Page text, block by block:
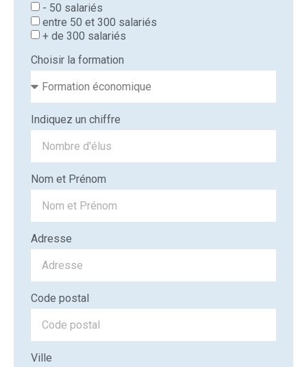
- 50 salariés
entre 50 et 300 salariés
+ de 300 salariés
Choisir la formation
Indiquez un chiffre
Nom et Prénom
Adresse
Code postal
Ville